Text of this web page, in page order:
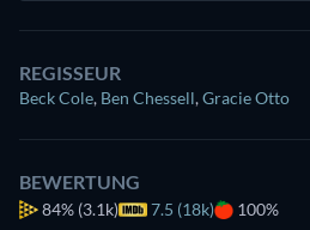
REGISSEUR
Beck Cole, Ben Chessell,Gracie Otto
BEWERTUNG
84% (3.1k) 7.5 (18k) 100%